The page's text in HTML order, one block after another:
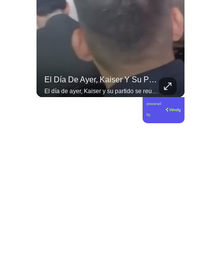
El Día De Ayer, Kaiser Y Su Partido Se Reunieron En La Sede De Villa Santa Elena, En Nuestra Comuna De Macul.
El día de ayer, Kaiser y su partido se reunieron en la sede de Villa Santa Elena, en nuestra comuna de Macul. Sin autorización, sin vínculo previo con el territorio y sin haber estado cuando las vecinas y vecinos los han necesitado. Llegaron con el descaro de quienes creen que, por tener poder político, pueden hacer y deshacer a su antojo en nuestras villas y barrios. Nuestros barrios no son el patio trasero de ningún partido político.
powered
by